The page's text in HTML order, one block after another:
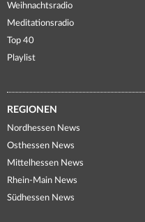
Weihnachtsradio
Meditationsradio
Top 40
Playlist
REGIONEN
Nordhessen News
Osthessen News
Mittelhessen News
Rhein-Main News
Südhessen News